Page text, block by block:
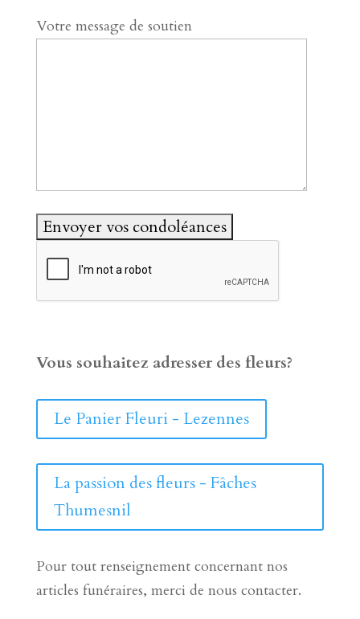
Votre message de soutien
Vous souhaitez adresser des fleurs?
Le Panier Fleuri - Lezennes
La passion des fleurs - Fâches
Thumesnil
Pour tout renseignement concernant nos
articles funéraires, merci de nous contacter.